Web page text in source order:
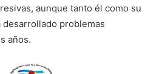
aunque tanto él como su
problemas
años.